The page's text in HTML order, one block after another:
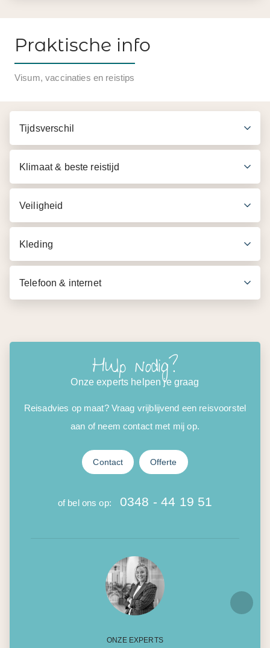
Inbegrepen in de prijs
geboekt)
Transfer vliegveld - hotel in Ras al Khaimah en v.v.
4 overnachtingen
Dagelijks ontbijt
klaar op MIJN333
Praktische info
Visum, vaccinaties en reistips
Tijdsverschil
Klimaat & beste reistijd
Veiligheid
Kleding
Telefoon & internet
Hulp nodig?
Onze experts helpen je graag
Reisadvies op maat? Vraag vrijblijvend een reisvoorstel
aan of neem contact met mij op.
Contact Offerte
of bel ons op: 0348 - 44 19 51
ONZE EXPERTS